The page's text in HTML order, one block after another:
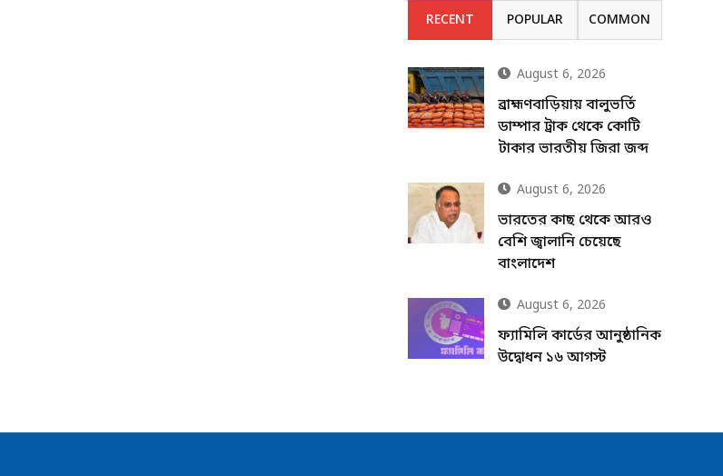
RECENT POPULAR COMMON
August 6, 2026
ব্রাহ্মণবাড়িয়ায় বালুভর্তি
ডাম্পার ট্রাক থেকে কোটি
টাকার ভারতীয় জিরা জব্দ
August 6, 2026
ভারতের কাছ থেকে আরও
বেশি জ্বালানি চেয়েছে
বাংলাদেশ
August 6, 2026
ফ্যামিলি কার্ডের আনুষ্ঠানিক
উদ্বোধন ১৬ আগস্ট